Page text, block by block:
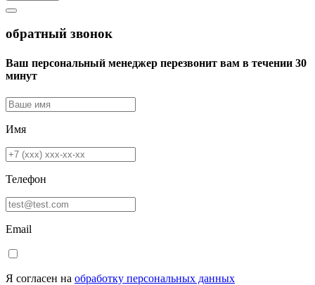
обратный звонок
Ваш персональный менеджер перезвонит вам в течении 30
минут
Имя
Телефон
Email
Я согласен на обработку персональных данных